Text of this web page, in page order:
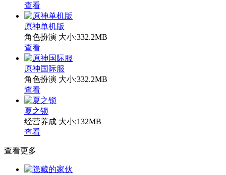
查看
原神单机版
角色扮演 大小:332.2MB
查看
原神国际服
角色扮演 大小:332.2MB
查看
夏之锁
经营养成 大小:132MB
查看
查看更多